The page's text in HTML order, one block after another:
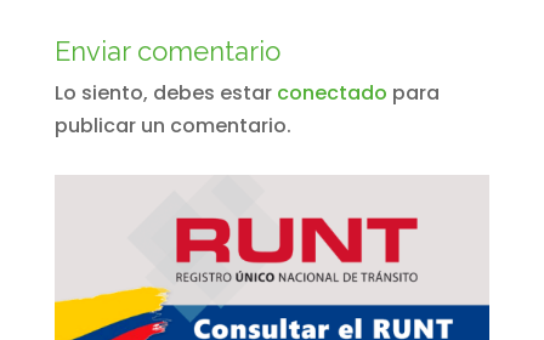
Enviar comentario
Lo siento, debes estar conectado para
publicar un comentario.